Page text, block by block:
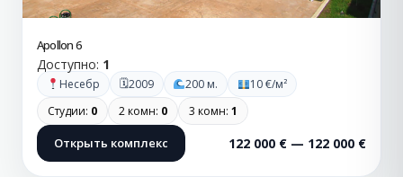
Apollon 6
Доступно: 1
Несебр 🗓2009 200 м.
10 €/м²
Студии: 0 2 комн: 0 3 комн: 1
Открыть комплекс 122 000 € — 122 000 €